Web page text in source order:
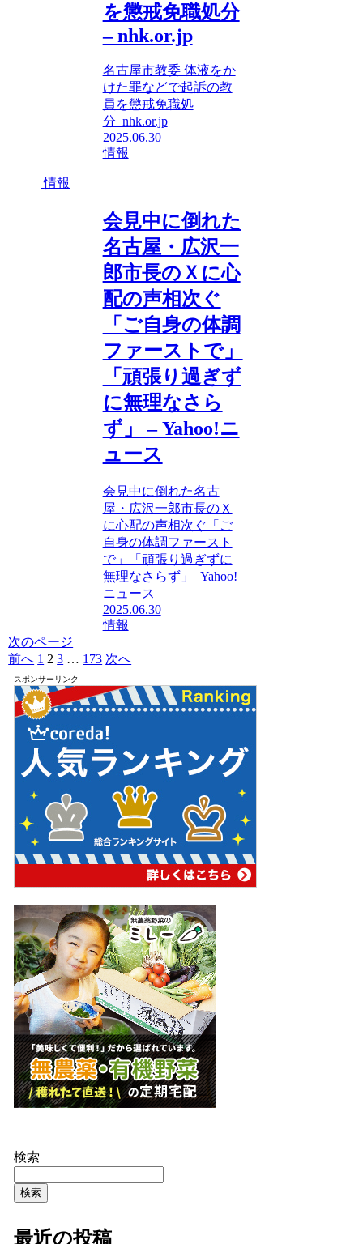
を懲戒免職処分
– nhk.or.jp
名古屋市教委 体液をか
けた罪などで起訴の教
員を懲戒免職処
分 nhk.or.jp
2025.06.30
情報
情報
会見中に倒れた
名古屋・広沢一
郎市長のＸに心
配の声相次ぐ
「ご自身の体調
ファーストで」
「頑張り過ぎず
に無理なさら
ず」 – Yahoo!ニ
ュース
会見中に倒れた名古
屋・広沢一郎市長のＸ
に心配の声相次ぐ「ご
自身の体調ファースト
で」「頑張り過ぎずに
無理なさらず」 Yahoo!
ニュース
2025.06.30
情報
次のページ
前へ 1 2 3 … 173 次へ
スポンサーリンク
検索
検索
最近の投稿